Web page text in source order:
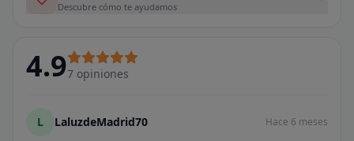
Descubre cómo te ayudamos
4.97 opiniones
L LaluzdeMadrid70 Hace 6 meses